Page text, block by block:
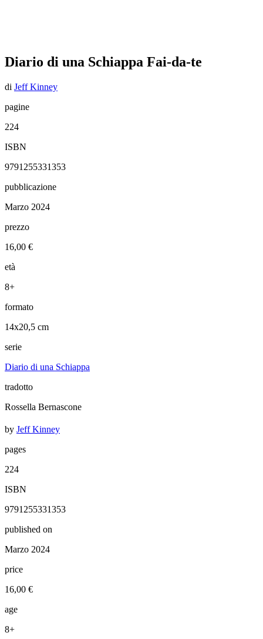
Diario di una Schiappa Fai-da-te
di Jeff Kinney
pagine
224
ISBN
9791255331353
pubblicazione
Marzo 2024
prezzo
16,00 €
età
8+
formato
14x20,5 cm
serie
Diario di una Schiappa
tradotto
Rossella Bernascone
by Jeff Kinney
pages
224
ISBN
9791255331353
published on
Marzo 2024
price
16,00 €
age
8+